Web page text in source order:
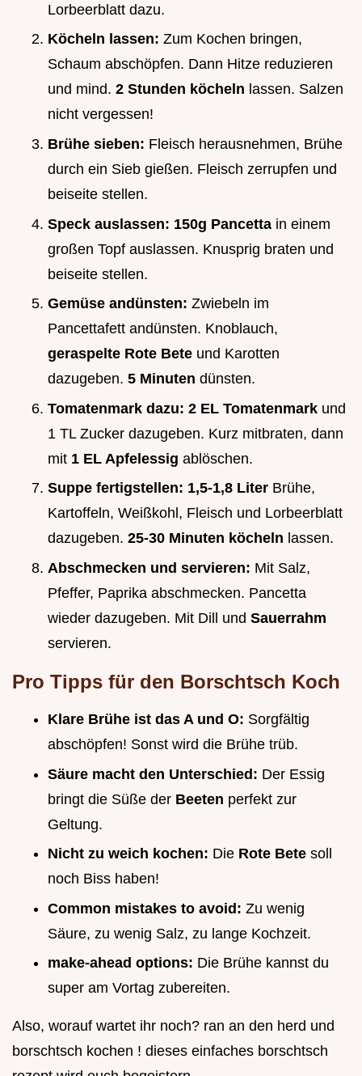
Lorbeerblatt dazu.
Köcheln lassen: Zum Kochen bringen,
Schaum abschöpfen. Dann Hitze reduzieren
und mind. 2 Stunden köcheln lassen. Salzen
nicht vergessen!
Brühe sieben: Fleisch herausnehmen, Brühe
durch ein Sieb gießen. Fleisch zerrupfen und
beiseite stellen.
Speck auslassen: 150g Pancetta in einem
großen Topf auslassen. Knusprig braten und
beiseite stellen.
Gemüse andünsten: Zwiebeln im
Pancettafett andünsten. Knoblauch,
geraspelte Rote Bete und Karotten
dazugeben. 5 Minuten dünsten.
Tomatenmark dazu: 2 EL Tomatenmark und
1 TL Zucker dazugeben. Kurz mitbraten, dann
mit 1 EL Apfelessig ablöschen.
Suppe fertigstellen: 1,5-1,8 Liter Brühe,
Kartoffeln, Weißkohl, Fleisch und Lorbeerblatt
dazugeben. 25-30 Minuten köcheln lassen.
Abschmecken und servieren: Mit Salz,
Pfeffer, Paprika abschmecken. Pancetta
wieder dazugeben. Mit Dill und Sauerrahm
servieren.
Pro Tipps für den Borschtsch Koch
Klare Brühe ist das A und O: Sorgfältig
abschöpfen! Sonst wird die Brühe trüb.
Säure macht den Unterschied: Der Essig
bringt die Süße der Beeten perfekt zur
Geltung.
Nicht zu weich kochen: Die Rote Bete soll
noch Biss haben!
Common mistakes to avoid: Zu wenig
Säure, zu wenig Salz, zu lange Kochzeit.
make-ahead options: Die Brühe kannst du
super am Vortag zubereiten.
Also, worauf wartet ihr noch? ran an den herd und
borschtsch kochen ! dieses einfaches borschtsch